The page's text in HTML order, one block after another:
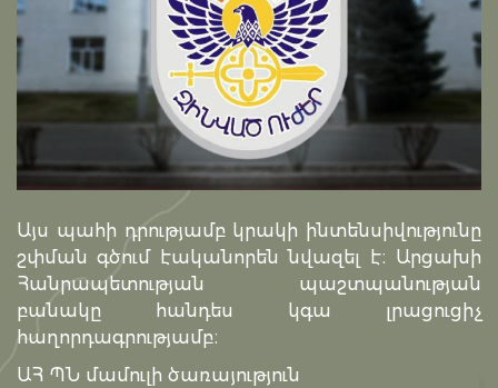
Այս պահի դրությամբ կրակի ինտենսիվությունը
շփման գծում էականորեն նվազել է։ Արցախի
Հանրապետության պաշտպանության
բանակը հանդես կգա լրացուցիչ
հաղորդագրությամբ։
ԱՀ ՊՆ մամուլի ծառայություն